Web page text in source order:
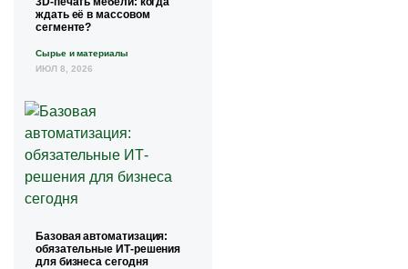
ждать её в массовом
сегменте?
Сырье и материалы
ИЮЛ 8, 2026
Базовая автоматизация:
обязательные ИТ-решения
для бизнеса сегодня